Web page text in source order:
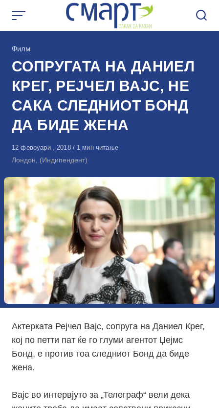
КАтегорија
Филм
СОПРУГАТА НА ДАНИЕЛ
КРЕГ, РЕЈЧЕЛ ВАЈС, НЕ
САКА СЛЕДНИОТ БОНД
ДА БИДЕ ЖЕНА
Објавено
на
12 февруари , 2018 1 мин читање
Лондон, (Индипендент)
Актерката Рејчел Вајс, сопруга на Даниел Крег,
кој по петти пат ќе го глуми агентот Џејмс
Бонд, е против тоа следниот Бонд да биде
жена.
Вајс во интервјуто за „Телеграф“ вели дека